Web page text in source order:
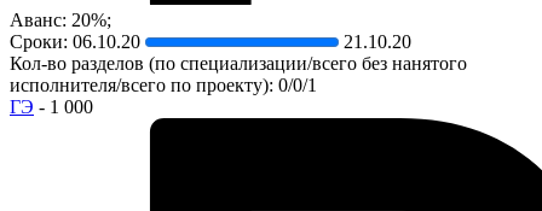
Аванс: 20%;
Сроки: 06.10.20
21.10.20
Кол-во разделов (по специализации/всего без нанятого
исполнителя/всего по проекту): 0/0/1
ГЭ - 1 000